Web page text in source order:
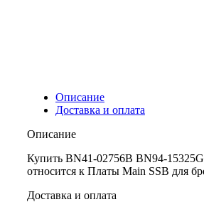
Описание
Доставка и оплата
Описание
Купить BN41-02756B BN94-
относится к Платы Main SSB для
Доставка и оплата